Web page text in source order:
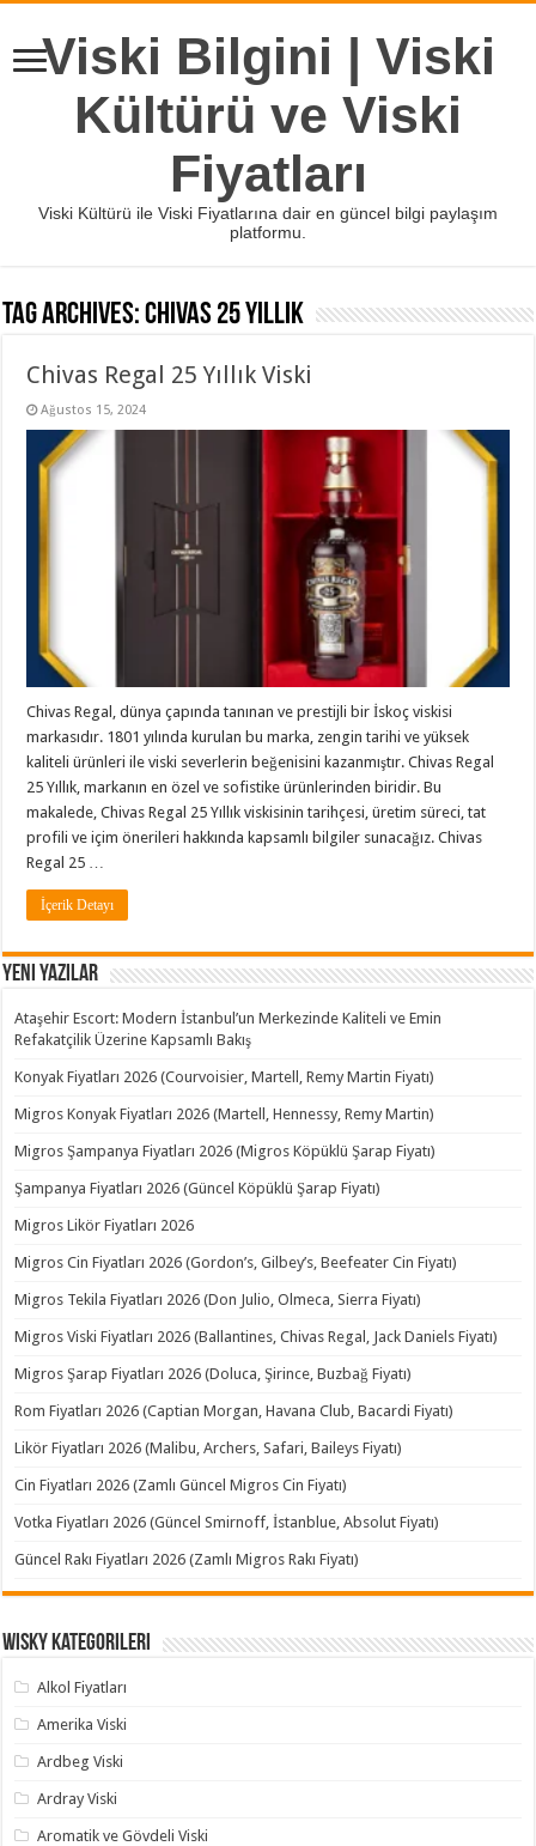
Viski Bilgini | Viski
Kültürü ve Viski
Fiyatları
Viski Kültürü ile Viski Fiyatlarına dair en güncel bilgi paylaşım
platformu.
Tag Archives:chivas 25 yıllık
Chivas Regal 25 Yıllık Viski
Ağustos 15, 2024
Chivas Regal, dünya çapında tanınan ve prestijli bir İskoç viskisi
markasıdır. 1801 yılında kurulan bu marka, zengin tarihi ve yüksek
kaliteli ürünleri ile viski severlerin beğenisini kazanmıştır. Chivas Regal
25 Yıllık, markanın en özel ve sofistike ürünlerinden biridir. Bu
makalede, Chivas Regal 25 Yıllık viskisinin tarihçesi, üretim süreci, tat
profili ve içim önerileri hakkında kapsamlı bilgiler sunacağız. Chivas
Regal 25 …
İçerik Detayı
Yeni Yazılar
Ataşehir Escort: Modern İstanbul’un Merkezinde Kaliteli ve Emin
Refakatçilik Üzerine Kapsamlı Bakış
Konyak Fiyatları 2026 (Courvoisier, Martell, Remy Martin Fiyatı)
Migros Konyak Fiyatları 2026 (Martell, Hennessy, Remy Martin)
Migros Şampanya Fiyatları 2026 (Migros Köpüklü Şarap Fiyatı)
Şampanya Fiyatları 2026 (Güncel Köpüklü Şarap Fiyatı)
Migros Likör Fiyatları 2026
Migros Cin Fiyatları 2026 (Gordon’s, Gilbey’s, Beefeater Cin Fiyatı)
Migros Tekila Fiyatları 2026 (Don Julio, Olmeca, Sierra Fiyatı)
Migros Viski Fiyatları 2026 (Ballantines, Chivas Regal, Jack Daniels Fiyatı)
Migros Şarap Fiyatları 2026 (Doluca, Şirince, Buzbağ Fiyatı)
Rom Fiyatları 2026 (Captian Morgan, Havana Club, Bacardi Fiyatı)
Likör Fiyatları 2026 (Malibu, Archers, Safari, Baileys Fiyatı)
Cin Fiyatları 2026 (Zamlı Güncel Migros Cin Fiyatı)
Votka Fiyatları 2026 (Güncel Smirnoff, İstanblue, Absolut Fiyatı)
Güncel Rakı Fiyatları 2026 (Zamlı Migros Rakı Fiyatı)
Wisky Kategorileri
Alkol Fiyatları
Amerika Viski
Ardbeg Viski
Ardray Viski
Aromatik ve Gövdeli Viski